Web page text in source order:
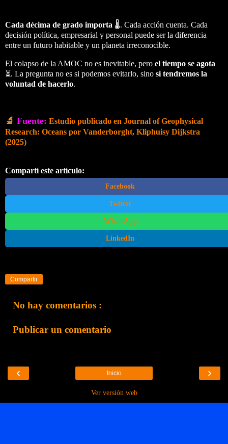
Cada décima de grado importa 🌡️. Cada acción cuenta. Cada
decisión política, empresarial y personal puede ser la diferencia
entre un futuro habitable y un planeta irreconocible.
El colapso de la AMOC no es inevitable, pero el tiempo se agota
⏳. La pregunta no es si podemos evitarlo, sino si tendremos la
voluntad de hacerlo.
🔬 Fuente: Estudio publicado en Journal of Geophysical
Research: Oceans por Vanderborght, Kliphuisy Dijkstra
(2025)
Compartí este artículo:
Facebook
Twitter
WhatsApp
LinkedIn
Compartir
No hay comentarios :
Publicar un comentario
‹ ›
Inicio
Ver versión web